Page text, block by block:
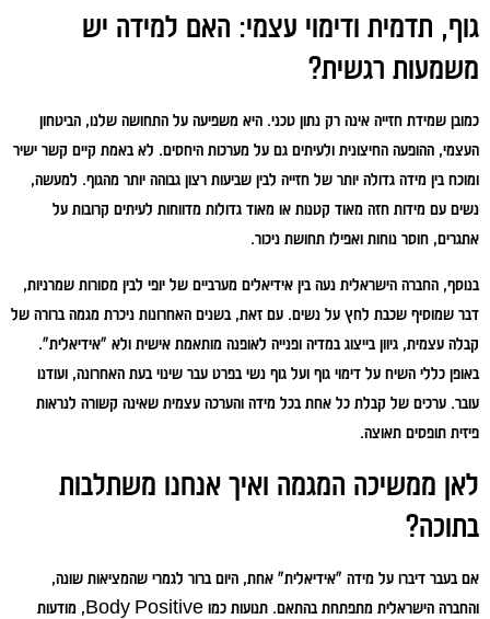
גוף, תדמית ודימוי עצמי: האם למידה יש
משמעות רגשית?
כמובן שמידת חזייה אינה רק נתון טכני. היא משפיעה על התחושה שלנו, הביטחון
העצמי, ההופעה החיצונית ולעיתים גם על מערכות היחסים. לא באמת קיים קשר ישיר
ומוכח בין מידה גדולה יותר של חזייה לבין שביעות רצון גבוהה יותר מהגוף. למעשה,
נשים עם מידות חזה מאוד קטנות או מאוד גדולות מדווחות לעיתים קרובות על
אתגרים, חוסר נוחות ואפילו תחושת ניכור.
בנוסף, החברה הישראלית נעה בין אידיאלים מערביים של יופי לבין מסורות שמרניות,
דבר שמוסיף שכבת לחץ על נשים. עם זאת, בשנים האחרונות ניכרת מגמה ברורה של
קבלה עצמית, גיוון בייצוג במדיה ופנייה לאופנה מותאמת אישית ולא "אידיאלית".
באופן כללי השיח על דימוי גוף ועל גוף נשי בפרט עבר שינוי בעת האחרונה, ועודנו
עובר. ערכים של קבלת כל אחת בכל מידה והערכה עצמית שאינה קשורה לנראות
פיזית תופסים תאוצה.
לאן ממשיכה המגמה ואיך אנחנו משתלבות
בתוכה?
אם בעבר דיברו על מידה "אידיאלית" אחת, היום ברור לגמרי שהמציאות שונה,
והחברה הישראלית מתפתחת בהתאם. תנועות כמו Body Positive, מודעות